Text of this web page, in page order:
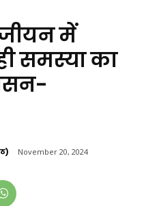
में
समस्या का
November 20, 2024